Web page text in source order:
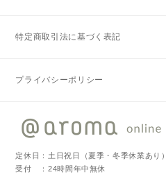
特定商取引法に基づく表記
プライバシーポリシー
定休日：土日祝日（夏季・冬季休業あり）
受付 ：24時間年中無休